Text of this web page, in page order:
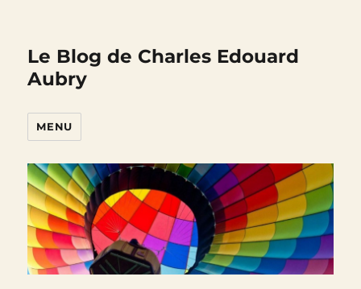
Le Blog de Charles Edouard
Aubry
MENU